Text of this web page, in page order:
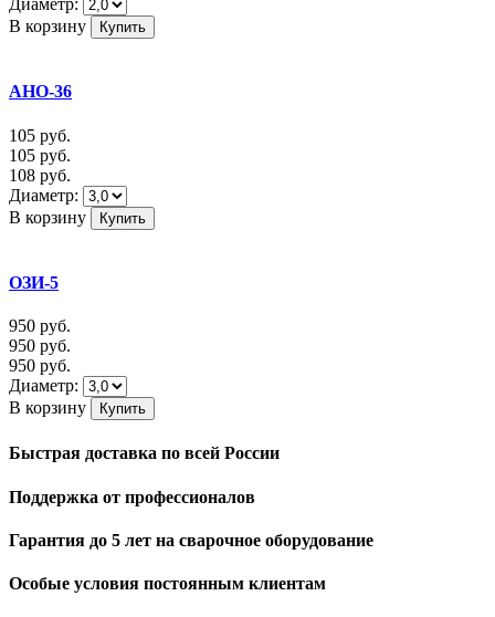
Диаметр:
В корзину
АНО-36
105 руб.
105 руб.
108 руб.
Диаметр:
В корзину
ОЗИ-5
950 руб.
950 руб.
950 руб.
Диаметр:
В корзину
Быстрая доставка по всей России
Поддержка от профессионалов
Гарантия до 5 лет на сварочное оборудование
Особые условия постоянным клиентам